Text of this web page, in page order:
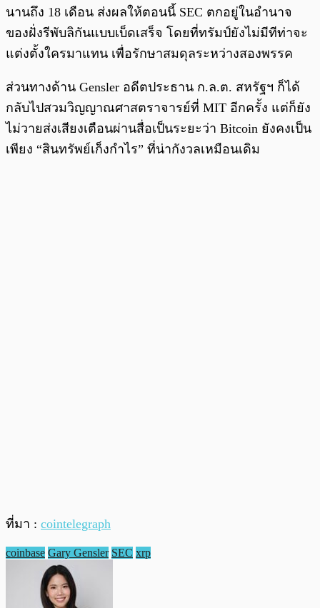
นานถึง 18 เดือน ส่งผลให้ตอนนี้ SEC ตกอยู่ในอำนาจ
ของฝั่งรีพับลิกันแบบเบ็ดเสร็จ โดยที่ทรัมป์ยังไม่มีทีท่าจะ
แต่งตั้งใครมาแทน เพื่อรักษาสมดุลระหว่างสองพรรค
ส่วนทางด้าน Gensler อดีตประธาน ก.ล.ต. สหรัฐฯ ก็ได้
กลับไปสวมวิญญาณศาสตราจารย์ที่ MIT อีกครั้ง แต่ก็ยัง
ไม่วายส่งเสียงเตือนผ่านสื่อเป็นระยะว่า Bitcoin ยังคงเป็น
เพียง “สินทรัพย์เก็งกำไร” ที่น่ากังวลเหมือนเดิม
ที่มา : cointelegraph
coinbase Gary Gensler SEC xrp